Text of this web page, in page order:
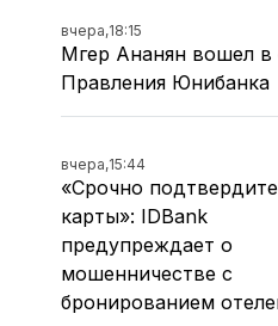
вчера,18:15
Мгер Ананян вошел в
Правления Юнибанка
вчера,15:44
«Срочно
карты»: IDBank
предупреждает о
мошенничестве с
бронированием